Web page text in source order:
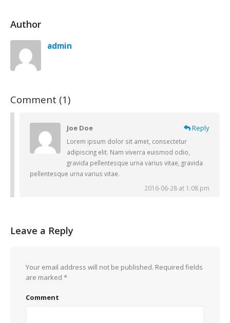
Author
admin
Comment (1)
Joe Doe Reply
Lorem ipsum dolor sit amet, consectetur
adipiscing elit. Nam viverra euismod odio,
gravida pellentesque urna varius vitae, gravida
pellentesque urna varius vitae.
2016-06-28 at 1:08 pm
Leave a Reply
Your email address will not be published. Required fields
are marked *
Comment